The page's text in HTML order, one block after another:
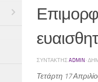
ΣΥΝΤΆΚΤΗΣADMIN ·
Τετάρτη 17